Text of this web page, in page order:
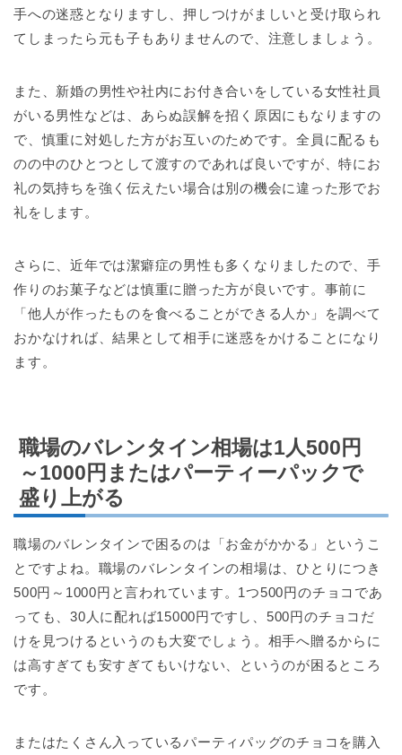
手への迷惑となりますし、押しつけがましいと受け取られ
てしまったら元も子もありませんので、注意しましょう。
また、新婚の男性や社内にお付き合いをしている女性社員
がいる男性などは、あらぬ誤解を招く原因にもなりますの
で、慎重に対処した方がお互いのためです。全員に配るも
のの中のひとつとして渡すのであれば良いですが、特にお
礼の気持ちを強く伝えたい場合は別の機会に違った形でお
礼をします。
さらに、近年では潔癖症の男性も多くなりましたので、手
作りのお菓子などは慎重に贈った方が良いです。事前に
「他人が作ったものを食べることができる人か」を調べて
おかなければ、結果として相手に迷惑をかけることになり
ます。
職場のバレンタイン相場は1人500円
～1000円またはパーティーパックで
盛り上がる
職場のバレンタインで困るのは「お金がかかる」というこ
とですよね。職場のバレンタインの相場は、ひとりにつき
500円～1000円と言われています。1つ500円のチョコであ
っても、30人に配れば15000円ですし、500円のチョコだ
けを見つけるというのも大変でしょう。相手へ贈るからに
は高すぎても安すぎてもいけない、というのが困るところ
です。
またはたくさん入っているパーティパッグのチョコを購入